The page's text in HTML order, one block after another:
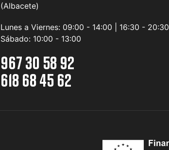
(Albacete)
Lunes a Viernes: 09:00 - 14:00 | 16:30 - 20:30
Sábado: 10:00 - 13:00
967 30 58 92
618 68 45 62